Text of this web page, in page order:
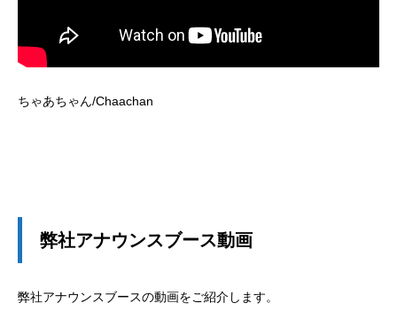
ちゃあちゃん/Chaachan
弊社アナウンスブース動画
弊社アナウンスブースの動画をご紹介します。